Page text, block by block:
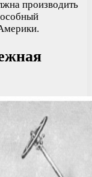
производить